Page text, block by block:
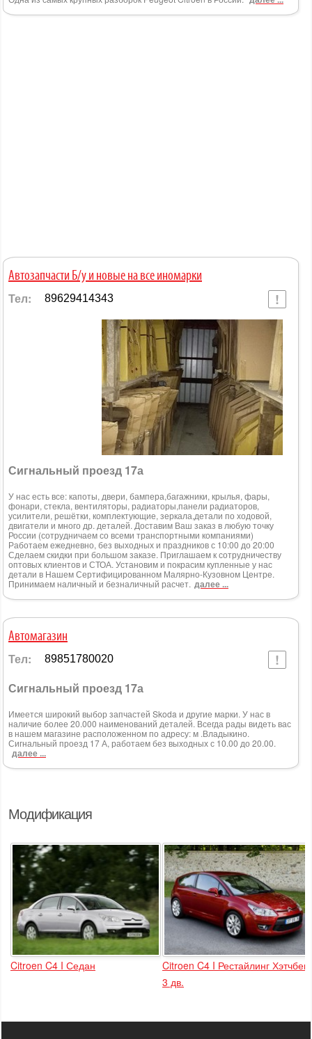
Модификация
Citroen C4 I Седан
Citroen C4 I Рестайлинг Хэтчбек
3 дв.
Автозапчасти Б/у и новые на все иномарки
Тел: 89629414343
Сигнальный проезд 17а
У нас есть все: капоты, двери, бампера,багажники, крылья, фары,
фонари, стекла, вентиляторы, радиаторы,панели радиаторов,
усилители, решётки, комплектующие, зеркала,детали по ходовой,
двигатели и много др. деталей. Доставим Ваш заказ в любую точку
России (сотрудничаем со всеми транспортными компаниями)
Работаем ежедневно, без выходных и праздников с 10:00 до 20:00
Сделаем скидки при большом заказе. Приглашаем к сотрудничеству
оптовых клиентов и СТОА. Установим и покрасим купленные у нас
детали в Нашем Сертифицированном Малярно-Кузовном Центре.
Принимаем наличный и безналичный расчет. далее ...
Автомагазин
Тел: 89851780020
Сигнальный проезд 17а
Имеется широкий выбор запчастей Skoda и другие марки. У нас в
наличие более 20.000 наименований деталей. Всегда рады видеть вас
в нашем магазине расположенном по адресу: м .Владыкино.
Сигнальный проезд 17 А, работаем без выходных с 10.00 до 20.00.
далее ...